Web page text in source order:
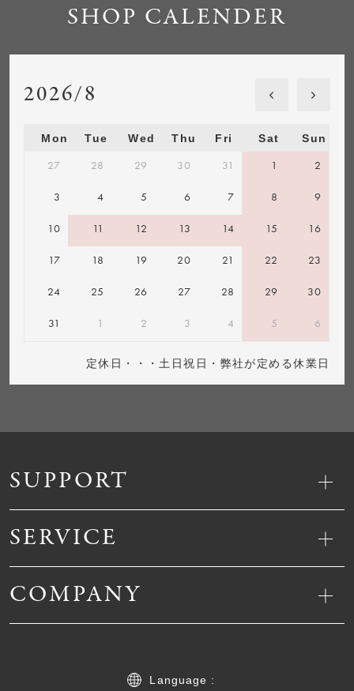
SUPPORT
SERVICE
COMPANY
Language :
SHOP CALENDER
2026/8
Mon Tue Wed Thu Fri Sat Sun
27 28 29 30 31 1 2
3 4 5 6 7 8 9
10 11 12 13 14 15 16
17 18 19 20 21 22 23
24 25 26 27 28 29 30
31 1 2 3 4 5 6
定休日・・・土日祝日・弊社が定める休業日